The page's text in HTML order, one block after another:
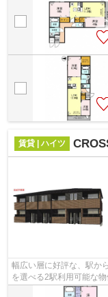
賃貸 | ハイツ
幅広い層に好評な、駅か
を選べる2駅利用可能な
におすすめです。「